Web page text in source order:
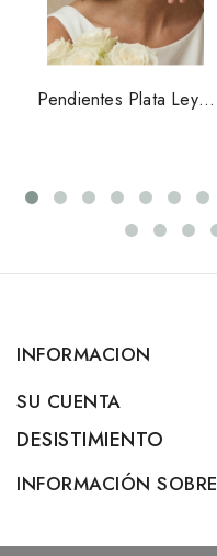
Pendientes Plata Ley Y
INFORMACION
SU CUENTA
DESISTIMIENTO
INFORMACIÓN